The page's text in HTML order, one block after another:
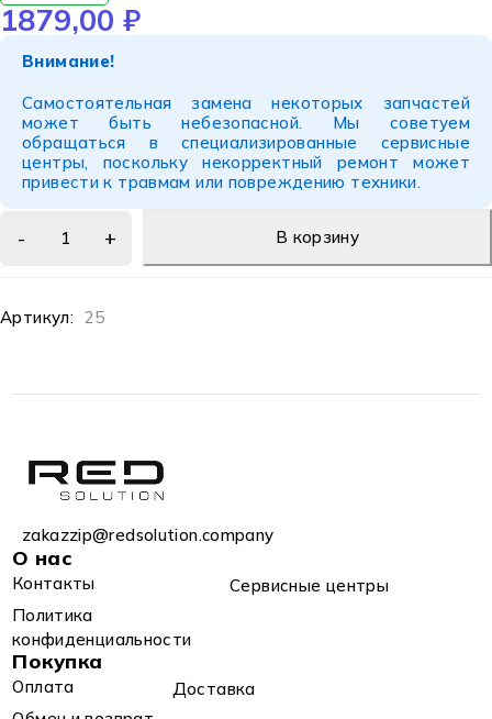
1879,00 ₽
Внимание!
Самостоятельная замена некоторых запчастей
может быть небезопасной. Мы советуем
обращаться в специализированные сервисные
центры, поскольку некорректный ремонт может
привести к травмам или повреждению техники.
В корзину
Артикул: 25
zakazzip@redsolution.company
О нас
Контакты
Сервисные центры
Политика
конфиденциальности
Покупка
Оплата
Доставка